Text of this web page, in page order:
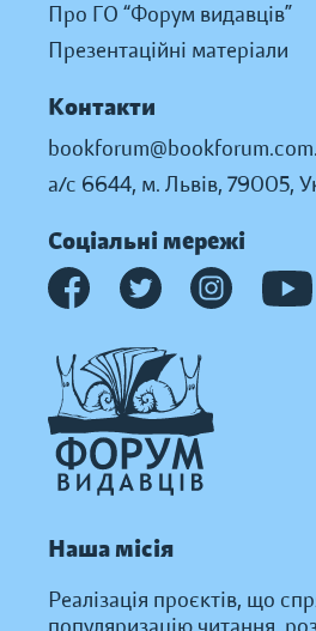
Про ГО “Форум видавців”
Презентаційні матеріали
Контакти
а/с 6644, м. Львів, 79005,
Соціальні мережі
Наша місія
Реалізація проєктів, що